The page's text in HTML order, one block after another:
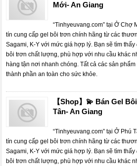
Mới- An Giang
“Tinhyeuvang.com” tại Ở Chợ
tín cung cấp gel bôi trơn chính hãng từ các
Sagami, K-Y với mức giá hợp lý. Bạn sẽ tìm thấy
bôi trơn chất lượng, phù hợp với nhu cầu khác
hàng tận nơi nhanh chóng. Tất cả các sản
thành phần an toàn cho sức khỏe.
【Shop】💫 Bán Gel
Tân- An Giang
“Tinhyeuvang.com” tại Ở Phú
tín cung cấp gel bôi trơn chính hãng từ các
Sagami, K-Y với mức giá hợp lý. Bạn sẽ tìm thấy
bôi trơn chất lượng, phù hợp với nhu cầu khác